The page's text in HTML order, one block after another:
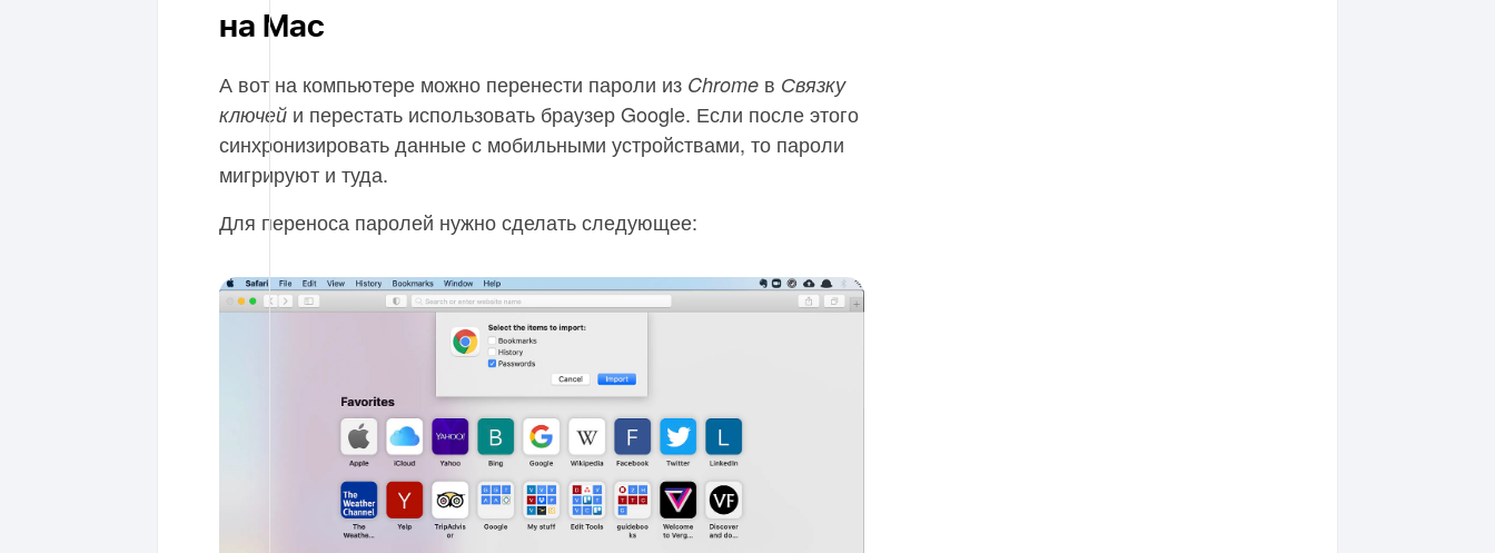
на Mac
А вот на компьютере можно перенести пароли из Chrome в Связку
ключей и перестать использовать браузер Google. Если после этого
синхронизировать данные с мобильными устройствами, то пароли
мигрируют и туда.
Для переноса паролей нужно сделать следующее: